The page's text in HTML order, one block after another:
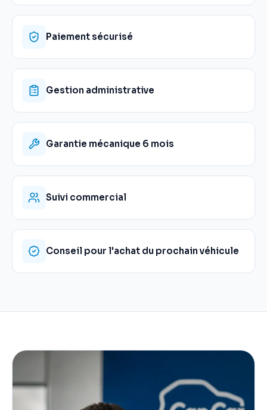
Paiement sécurisé
Gestion administrative
Garantie mécanique 6 mois
Suivi commercial
Conseil pour l'achat du prochain véhicule